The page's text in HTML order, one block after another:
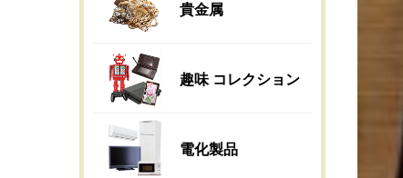
貴金属
趣味 コレクション
電化製品